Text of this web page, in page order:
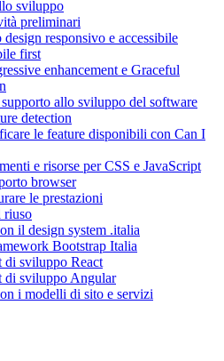
sviluppo
preliminari
design responsivo e accessibile
first
enhancement e Graceful
allo sviluppo del software
detection
le feature disponibili con Can I
e risorse per CSS e JavaScript
browser
le prestazioni
riuso
il design system .italia
Bootstrap Italia
sviluppo React
di sviluppo Angular
i modelli di sito e servizi